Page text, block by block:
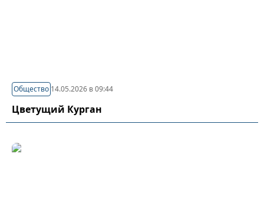
Общество 14.05.2026 в 09:44
Цветущий Курган